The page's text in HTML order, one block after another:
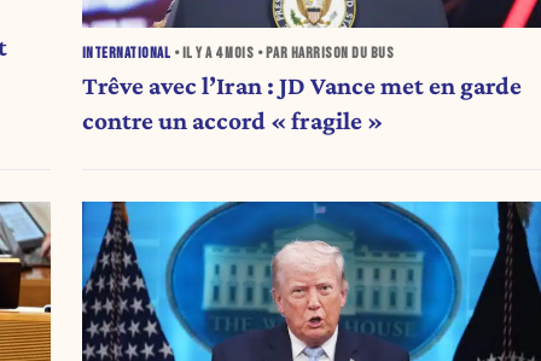
INTERNATIONAL • IL Y A 4 MOIS • PAR HARRISON DU BUS
Trêve avec l’Iran : JD Vance met en garde
contre un accord « fragile »